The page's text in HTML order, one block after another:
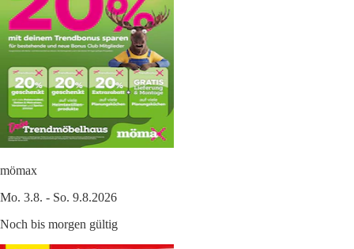
mömax
Mo. 3.8. - So. 9.8.2026
Noch bis morgen gültig